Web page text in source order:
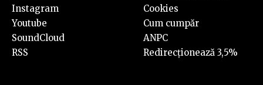
Instagram
Youtube
SoundCloud
RSS
Cookies
Cum cumpăr
ANPC
Redirecționează 3,5%